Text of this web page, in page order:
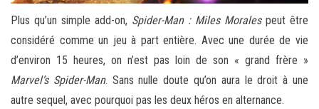
Plus qu’un simple add-on, Spider-Man : Miles Morales peut être
considéré comme un jeu à part entière. Avec une durée de vie
d’environ 15 heures, on n’est pas loin de son « grand frère »
Marvel’s Spider-Man. Sans nulle doute qu’on aura le droit à une
autre sequel, avec pourquoi pas les deux héros en alternance.